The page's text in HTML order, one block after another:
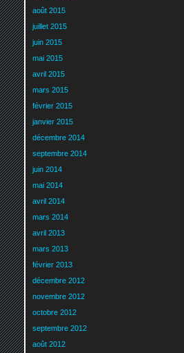
août 2015
juillet 2015
juin 2015
mai 2015
avril 2015
mars 2015
février 2015
janvier 2015
décembre 2014
septembre 2014
juin 2014
mai 2014
avril 2014
mars 2014
avril 2013
mars 2013
février 2013
décembre 2012
novembre 2012
octobre 2012
septembre 2012
août 2012